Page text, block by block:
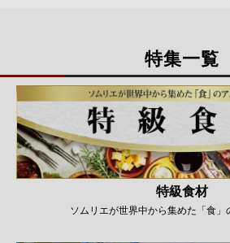
特集一覧
特級食材
ソムリエが世界中から集めた「食」